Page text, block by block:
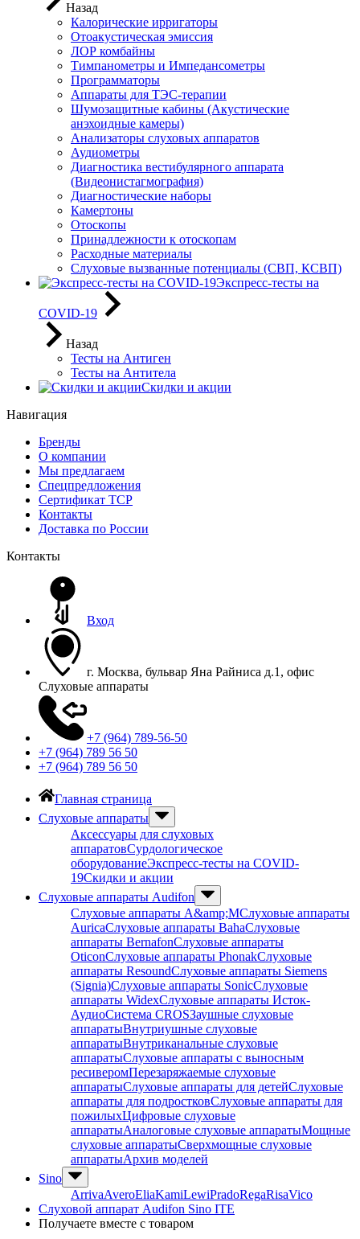
Назад
Калорические ирригаторы
Отоакустическая эмиссия
ЛОР комбайны
Тимпанометры и Импедансометры
Программаторы
Аппараты для ТЭС-терапии
Шумозащитные кабины (Акустические
анэхоидные камеры)
Анализаторы слуховых аппаратов
Аудиометры
Диагностика вестибулярного аппарата
(Видеонистагмография)
Диагностические наборы
Камертоны
Отоскопы
Принадлежности к отоскопам
Расходные материалы
Слуховые вызванные потенциалы (СВП, КСВП)
Экспресс-тесты на
COVID-19
Назад
Тесты на Антиген
Тесты на Антитела
Скидки и акции
Навигация
Бренды
О компании
Мы предлагаем
Спецпредложения
Сертификат ТСР
Контакты
Доставка по России
Контакты
Вход
г. Москва, бульвар Яна Райниса д.1, офис
Слуховые аппараты
+7 (964) 789-56-50
+7 (964) 789 56 50
+7 (964) 789 56 50
Главная страница
Слуховые аппараты
Аксессуары для слуховых
аппаратовСурдологическое
оборудованиеЭкспресс-тесты на COVID-
19Скидки и акции
Слуховые аппараты Audifon
Слуховые аппараты A&amp;MСлуховые аппараты
AuricaСлуховые аппараты BahaСлуховые
аппараты BernafonСлуховые аппараты
OticonСлуховые аппараты PhonakСлуховые
аппараты ResoundСлуховые аппараты Siemens
(Signia)Слуховые аппараты SonicСлуховые
аппараты WidexСлуховые аппараты Исток-
АудиоСистема CROSЗаушные слуховые
аппаратыВнутриушные слуховые
аппаратыВнутриканальные слуховые
аппаратыСлуховые аппараты с выносным
ресиверомПерезаряжаемые слуховые
аппаратыСлуховые аппараты для детейСлуховые
аппараты для подростковСлуховые аппараты для
пожилыхЦифровые слуховые
аппаратыАналоговые слуховые аппаратыМощные
слуховые аппаратыСверхмощные слуховые
аппаратыАрхив моделей
Sino
ArrivaAveroEliaKamiLewiPradoRegaRisaVico
Слуховой аппарат Audifon Sino ITE
Получаете вместе с товаром